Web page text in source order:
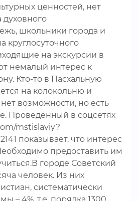
ценностей, нет
духовного
школьники города и
круглосуточного
на экскурсии в
немалый интерес к
Кто-то в Пасхальную
на колокольню и
возможности, но есть
Проведённый в соцсетях
mstislaviy?
показывает, что интерес
предоставить им
городе Советский
человек. Из них
систематически